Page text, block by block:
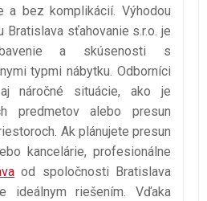
a bez komplikácií. Výhodou
Bratislava sťahovanie s.r.o. je
a skúsenosti s
typmi nábytku. Odborníci
náročné situácie, ako je
predmetov alebo presun
Ak plánujete presun
kancelárie, profesionálne
od spoločnosti Bratislava
ideálnym riešením. Vďaka